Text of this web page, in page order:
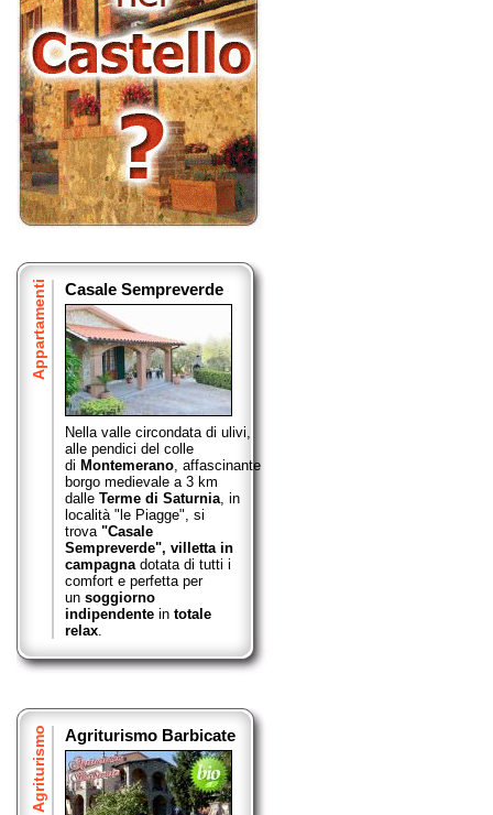
Appartamenti Casale Sempreverde
Nella valle circondata di ulivi,
alle pendici del colle
di Montemerano, affascinante
borgo medievale a 3 km
dalle Terme di Saturnia, in
località "le Piagge", si
trova "Casale
Sempreverde", villetta in
campagna dotata di tutti i
comfort e perfetta per
un soggiorno
indipendente in totale
relax.
Agriturismo Agriturismo Barbicate